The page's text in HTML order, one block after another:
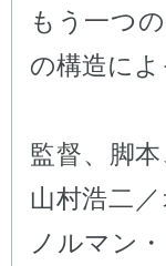
もう一つ
の構造によ
監督、脚
山村浩二
ノルマン